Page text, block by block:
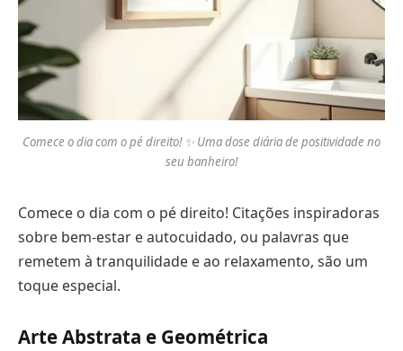
Comece o dia com o pé direito! ✨ Uma dose diária de positividade no
seu banheiro!
Comece o dia com o pé direito! Citações inspiradoras
sobre bem-estar e autocuidado, ou palavras que
remetem à tranquilidade e ao relaxamento, são um
toque especial.
Arte Abstrata e Geométrica